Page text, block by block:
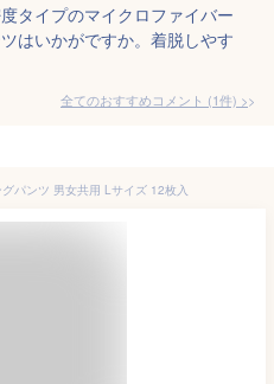
タイプのマイクロファイバー
はいかがですか。着脱しやす
全てのおすすめコメント (1件) >
パンツ 男女共用 Lサイズ 12枚入